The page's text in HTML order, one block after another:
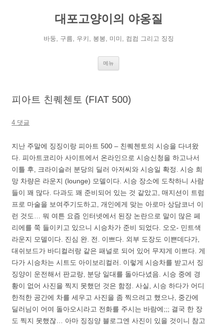
대포고양이의 야옹질
바둥, 구름, 우키, 봉봉, 미미, 컴컴 그리고 징징
메뉴
피아트 친퀘첸토 (FIAT 500)
4 댓글
지난 주말에 징징이랑 피아트 500 – 친퀘첸토의 시승을 다녀왔
다. 피아트코리아 사이트에서 온라인으로 시승신청을 하고나서
이틀 후, 크라이슬러 분당의 딜러 아저씨와 시승일 확정. 시승 희
망 차량은 라운지 (lounge) 모델이다. 시승 장소에 도착하니 사람
들이 꽤 많다. 다과도 꽤 준비되어 있는 것 같았고, 매지션이 트럼
프로 마술을 보여주기도하고, 개인에게 맞는 아로마 상담코너 이
런 것도… 뭐 여튼 요즘 인터넷에서 된장 논란으로 말이 많은 페
리에를 쭉 들이키고 있으니 시승차가 준비 되었다. 오오- 민트색
라운지 모델이다. 진심 완. 전. 이쁘다. 외부 도장도 이쁜데다가,
대쉬보드가 바디컬러랑 같은 패널로 되어 있어 무쟈게 이쁘다. 게
다가 시승차는 시트도 아이보리컬러. 이렇게 시승차를 받고서 징
징양이 운전해서 판교랑, 분당 일대를 돌아다녔음. 시승 중에 경
황이 없어 사진을 찍지 못했던 것은 함정. 사실, 시승 하다가 어디
한적한 공간에 차를 세우고 사진을 좀 찍으려고 했으나, 중간에
딜러님이 어여 돌아오시라고 전화를 주시는 바람에;;; 결국 한 장
도 찍지 못했잖… 아마 징징양 블로그엔 사진이 있을 것이니 참고